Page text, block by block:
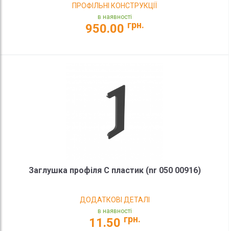
ПРОФІЛЬНІ КОНСТРУКЦІЇ
в наявності
950.00 грн.
Заглушка профіля С пластик (nr 050 00916)
ДОДАТКОВІ ДЕТАЛІ
в наявності
11.50 грн.